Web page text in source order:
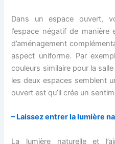
Dans un espace ouvert,
l’espace négatif de
d’aménagement
aspect uniforme. Par
couleurs similaire pour la
les deux espaces semblent
ouvert est qu’il crée un
– Laissez entrer la lumière
La lumière naturelle et